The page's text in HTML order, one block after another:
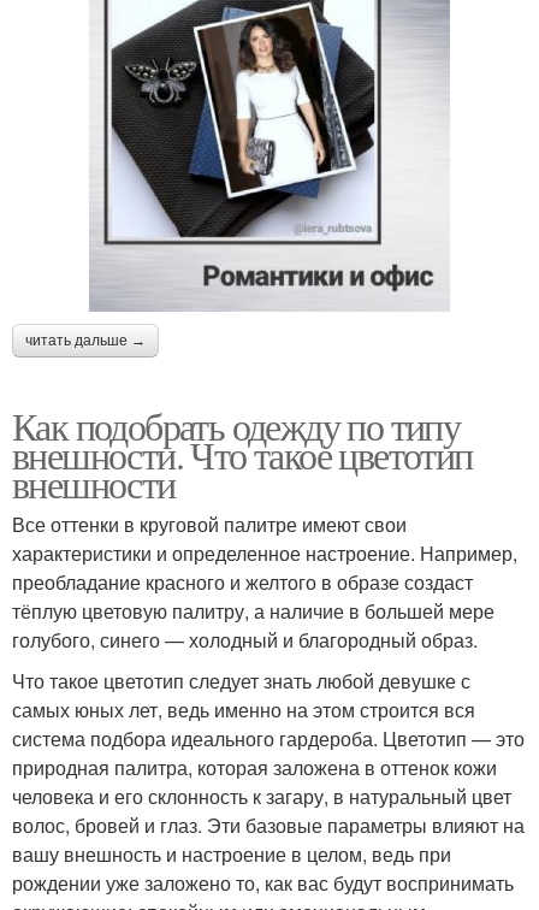
читать дальше →
Как подобрать одежду по типу
внешности. Что такое цветотип
внешности
Все оттенки в круговой палитре имеют свои
характеристики и определенное настроение. Например,
преобладание красного и желтого в образе создаст
тёплую цветовую палитру, а наличие в большей мере
голубого, синего — холодный и благородный образ.
Что такое цветотип следует знать любой девушке с
самых юных лет, ведь именно на этом строится вся
система подбора идеального гардероба. Цветотип — это
природная палитра, которая заложена в оттенок кожи
человека и его склонность к загару, в натуральный цвет
волос, бровей и глаз. Эти базовые параметры влияют на
вашу внешность и настроение в целом, ведь при
рождении уже заложено то, как вас будут воспринимать